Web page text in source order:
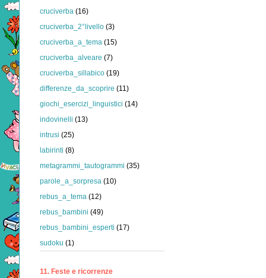
cruciverba (16)
cruciverba_2°livello (3)
cruciverba_a_tema (15)
cruciverba_alveare (7)
cruciverba_sillabico (19)
differenze_da_scoprire (11)
giochi_esercizi_linguistici (14)
indovinelli (13)
intrusi (25)
labirinti (8)
metagrammi_tautogrammi (35)
parole_a_sorpresa (10)
rebus_a_tema (12)
rebus_bambini (49)
rebus_bambini_esperti (17)
sudoku (1)
11. Feste e ricorrenze